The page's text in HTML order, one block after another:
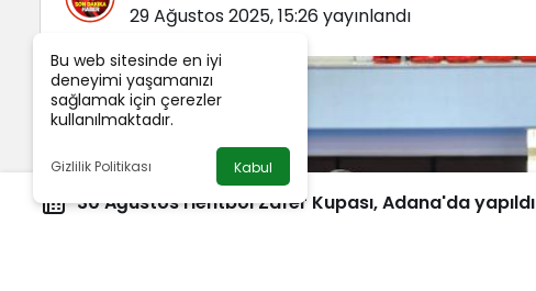
29 Ağustos 2025, 15:26yayınlandı
30 Ağustos Hentbol Zafer Kupası, Adana'da yapıldı
Bu web sitesinde en iyi
deneyimi yaşamanızı
sağlamak için çerezler
kullanılmaktadır.
Gizlilik Politikası Kabul